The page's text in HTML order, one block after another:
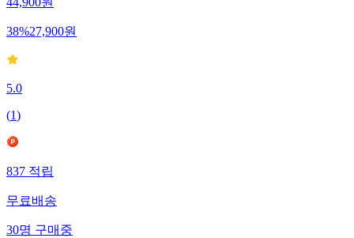
38%27,900원
5.0
(1)
837 적립
무료배송
30명 구매중